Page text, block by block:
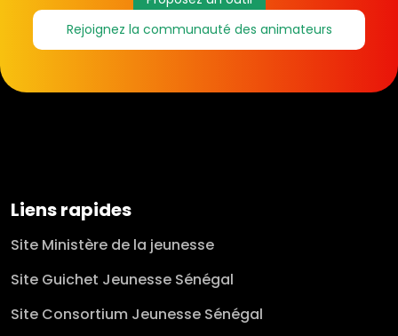
Rejoignez la communauté des animateurs
Liens rapides
Site Ministère de la jeunesse
Site Guichet Jeunesse Sénégal
Site Consortium Jeunesse Sénégal